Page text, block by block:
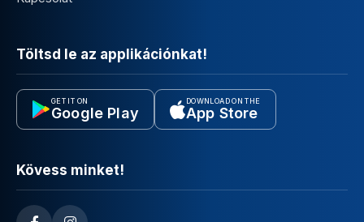
Töltsd le az applikációnkat!
GET IT ON
Google Play
DOWNLOAD ON THE
App Store
Kövess minket!